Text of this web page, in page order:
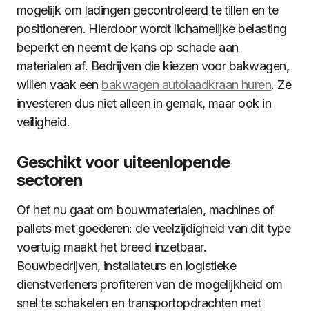
mogelijk om ladingen gecontroleerd te tillen en te
positioneren. Hierdoor wordt lichamelijke belasting
beperkt en neemt de kans op schade aan
materialen af. Bedrijven die kiezen voor bakwagen,
willen vaak een bakwagen autolaadkraan huren. Ze
investeren dus niet alleen in gemak, maar ook in
veiligheid.
Geschikt voor uiteenlopende
sectoren
Of het nu gaat om bouwmaterialen, machines of
pallets met goederen: de veelzijdigheid van dit type
voertuig maakt het breed inzetbaar.
Bouwbedrijven, installateurs en logistieke
dienstverleners profiteren van de mogelijkheid om
snel te schakelen en transportopdrachten met